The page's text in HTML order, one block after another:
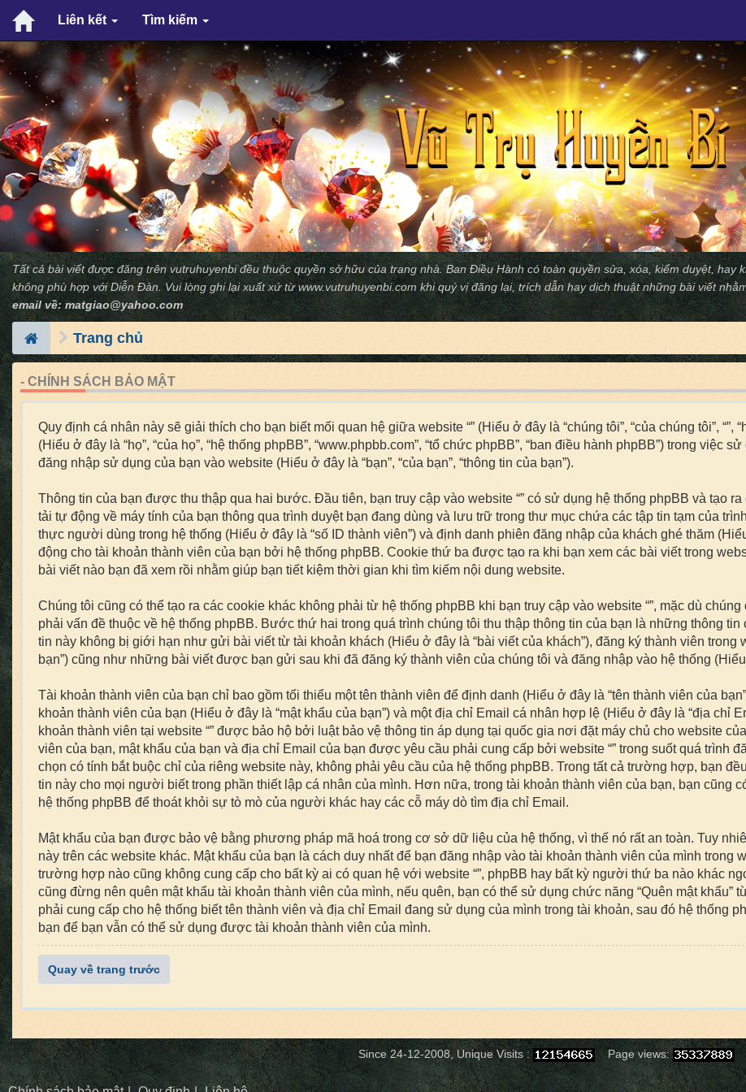
Liên kết Tìm kiếm
Tất cả bài viết được đăng trên vutruhuyenbi đều thuộc quyền sở hữu của trang nhà. Ban Ðiều Hành có toàn quyền sửa, xóa, kiểm duyệt, hay
không phù hợp với Diễn Ðàn. Vui lòng ghi lại xuất xứ từwww.vutruhuyenbi.com khi quý vị đăng lại, trích dẫn hay dịch thuật những bài viết
email về:matgiao@yahoo.com
Trang chủ
- CHÍNH SÁCH BẢO MẬT
Quy định cá nhân này sẽ giải thích cho bạn biết mối quan hệ giữa website “” (Hiểu ở đây là “chúng tôi”, “của chúng tôi”, “”,
(Hiểu ở đây là “họ”, “của họ”, “hệ thống phpBB”, “www.phpbb.com”, “tổ chức phpBB”, “ban điều hành phpBB”) trong
đăng nhập sử dụng của bạn vào website (Hiểu ở đây là “bạn”, “của bạn”, “thông tin của bạn”).
Thông tin của bạn được thu thập qua hai bước. Đầu tiên, bạn truy cập vào website “” có sử dụng hệ thống phpBB và tạo
tải tự động về máy tính của bạn thông qua trình duyệt bạn đang dùng và lưu trữ trong thư mục chứa các tập tin tạm của
thực người dùng trong hệ thống (Hiểu ở đây là “số ID thành viên”) và định danh phiên đăng nhập của khách ghé thăm
động cho tài khoản thành viên của bạn bởi hệ thống phpBB. Cookie thứ ba được tạo ra khi bạn xem các bài viết trong
bài viết nào bạn đã xem rồi nhằm giúp bạn tiết kiệm thời gian khi tìm kiếm nội dung website.
Chúng tôi cũng có thể tạo ra các cookie khác không phải từ hệ thống phpBB khi bạn truy cập vào website “”, mặc dù
phải vấn đề thuộc về hệ thống phpBB. Bước thứ hai trong quá trình chúng tôi thu thập thông tin của bạn là những thông
tin này không bị giới hạn như gửi bài viết từ tài khoản khách (Hiểu ở đây là “bài viết của khách”), đăng ký thành viên trong
bạn”) cũng như những bài viết được bạn gửi sau khi đã đăng ký thành viên của chúng tôi và đăng nhập vào hệ thống
Tài khoản thành viên của bạn chỉ bao gồm tối thiểu một tên thành viên để định danh (Hiểu ở đây là “tên thành viên của
khoản thành viên của bạn (Hiểu ở đây là “mật khẩu của bạn”) và một địa chỉ Email cá nhân hợp lệ (Hiểu ở đây là “địa chỉ
khoản thành viên tại website “” được bảo hộ bởi luật bảo vệ thông tin áp dụng tại quốc gia nơi đặt máy chủ cho website
viên của bạn, mật khẩu của bạn và địa chỉ Email của bạn được yêu cầu phải cung cấp bởi website “” trong suốt quá trình
chọn có tính bắt buộc chỉ của riêng website này, không phải yêu cầu của hệ thống phpBB. Trong tất cả trường hợp, bạn
tin này cho mọi người biết trong phần thiết lập cá nhân của mình. Hơn nữa, trong tài khoản thành viên của bạn, bạn cũng
hệ thống phpBB để thoát khỏi sự tò mò của người khác hay các cỗ máy dò tìm địa chỉ Email.
Mật khẩu của bạn được bảo vệ bằng phương pháp mã hoá trong cơ sở dữ liệu của hệ thống, vì thế nó rất an toàn. Tuy
này trên các website khác. Mật khẩu của bạn là cách duy nhất để bạn đăng nhập vào tài khoản thành viên của mình trong
trường hợp nào cũng không cung cấp cho bất kỳ ai có quan hệ với website “”, phpBB hay bất kỳ người thứ ba nào khác
cũng đừng nên quên mật khẩu tài khoản thành viên của mình, nếu quên, bạn có thể sử dụng chức năng “Quên mật khẩu”
phải cung cấp cho hệ thống biết tên thành viên và địa chỉ Email đang sử dụng của mình trong tài khoản, sau đó hệ thống
bạn để bạn vẫn có thể sử dụng được tài khoản thành viên của mình.
Quay về trang trước
Since 24-12-2008, Unique Visits : Page views: